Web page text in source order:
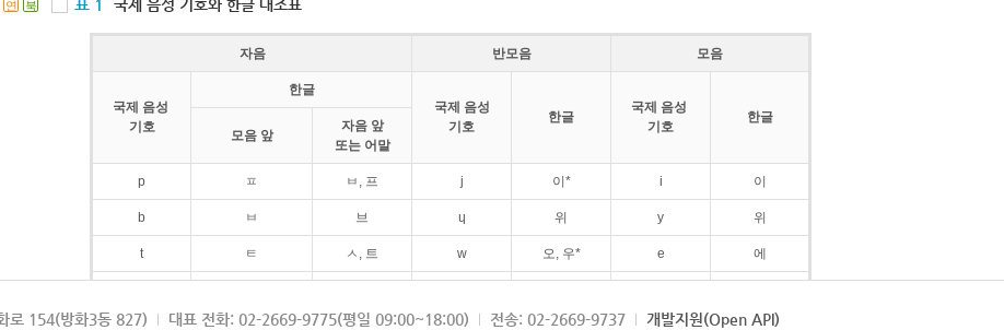
연 북 표 1 국제 음성 기호와 한글 대조표
자음 반모음 모음
국제 음성
기호
한글
국제 음성
기호
한글
국제 음성
기호
한글
모음 앞
자음 앞
또는 어말
p ㅍ ㅂ, 프 j 이* i 이
b ㅂ 브 ɥ 위 y 위
t ㅌ ㅅ, 트 w 오, 우* e 에
k ㅋ ㄱ, 크 ɛ 에
로 154(방화3동 827) 대표 전화: 02-2669-9775(평일 09:00~18:00) 전송: 02-2669-9737 개발지원(Open API)